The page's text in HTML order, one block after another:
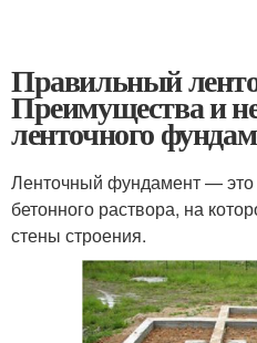
Правильный
Преимущества и
ленточного
Ленточный фундамент — это
бетонного раствора, на
стены строения.